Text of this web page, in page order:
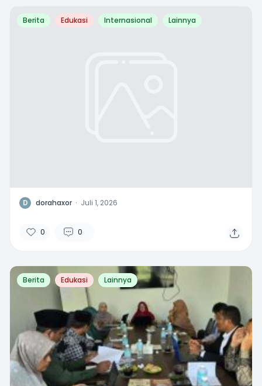
Berita Edukasi Internasional Lainnya
D dorahaxor · Juli 1, 2026
0 0
Berita Edukasi Lainnya